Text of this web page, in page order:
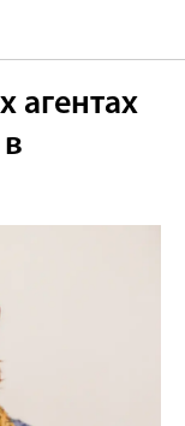
агентах